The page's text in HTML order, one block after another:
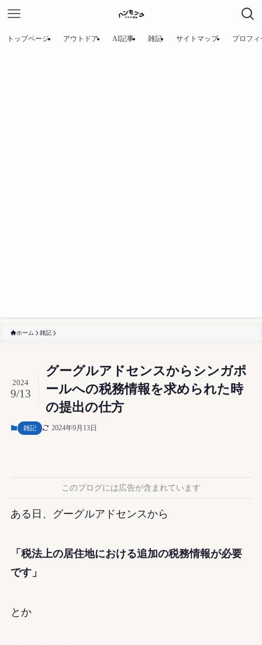
トップページ アウトドア AI記事 雑記 サイトマップ プロフィ
ホーム 雑記
グーグルアドセンスからシンガポ
ールへの税務情報を求められた時
の提出の仕方
2024
9/13
雑記 2024年9月13日
このブログには広告が含まれています
ある日、グーグルアドセンスから
「税法上の居住地における追加の税務情報が必要
です」
とか